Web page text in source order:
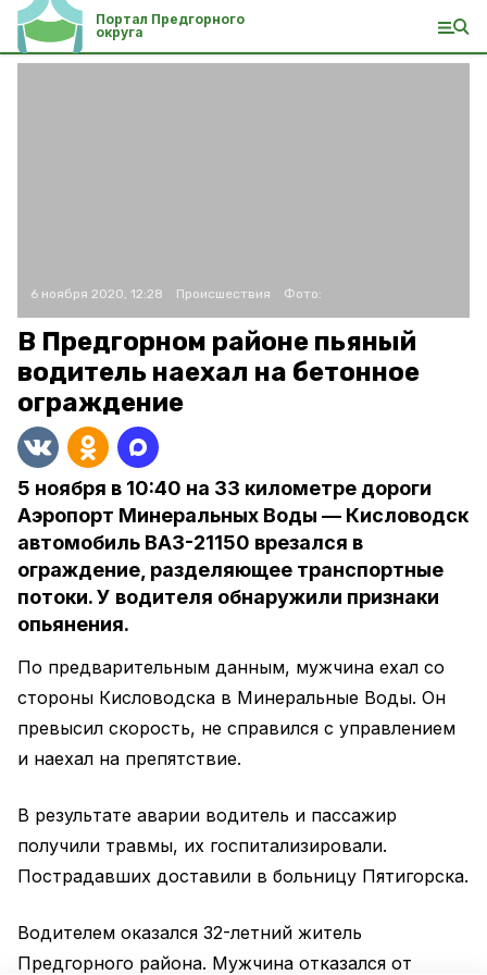
Портал Предгорного
округа
6 ноября 2020, 12:28 Происшествия Фото:
В Предгорном районе пьяный
водитель наехал на бетонное
ограждение
5 ноября в 10:40 на 33 километре дороги
Аэропорт Минеральных Воды — Кисловодск
автомобиль ВАЗ-21150 врезался в
ограждение, разделяющее транспортные
потоки. У водителя обнаружили признаки
опьянения.
По предварительным данным, мужчина ехал со
стороны Кисловодска в Минеральные Воды. Он
превысил скорость, не справился с управлением
и наехал на препятствие.
В результате аварии водитель и пассажир
получили травмы, их госпитализировали.
Пострадавших доставили в больницу Пятигорска.
Водителем оказался 32-летний житель
Предгорного района. Мужчина отказался от